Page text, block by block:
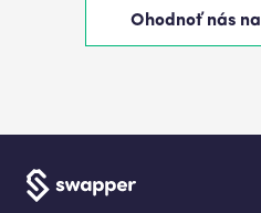
Ohodnoť nás na